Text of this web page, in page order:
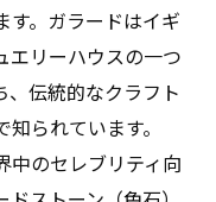
す。ガラードはイギ
エリーハウスの一つ
、伝統的なクラフト
られています。
中のセレブリティ向